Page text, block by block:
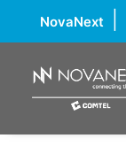
NovaNext